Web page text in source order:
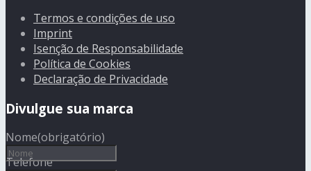
Termos e condições de uso
Imprint
Isenção de Responsabilidade
Política de Cookies
Declaração de Privacidade
Divulgue sua marca
Nome(obrigatório)
Telefone